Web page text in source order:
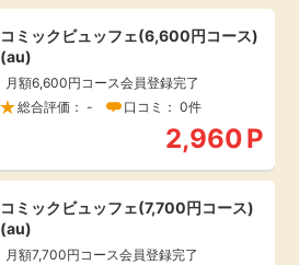
コミックビュッフェ(6,600円コース)
(au)
月額6,600円コース会員登録完了
総合評価： -
口コミ： 0件
2,960P
コミックビュッフェ(7,700円コース)
(au)
月額7,700円コース会員登録完了